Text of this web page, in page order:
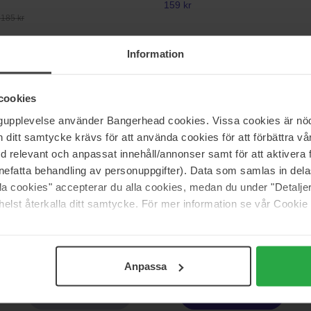
Information
använder Bangerhead cookies. Vissa cookies är
ditt samtycke krävs för att använda cookies för att förbättra
relevant och anpassat innehåll/annonser samt för att aktivera
behandling av personuppgifter). Data som samlas in
cookies" accepterar du alla cookies, medan du under
återkalla ditt samtycke. För mer information se vår
Anpassa
kr
159 kr
Energisante
kr
Ikke på lager 122 kr
Normalpris 135 kr
Lancôme
Bocage
50 ml
Normalpris 224 kr